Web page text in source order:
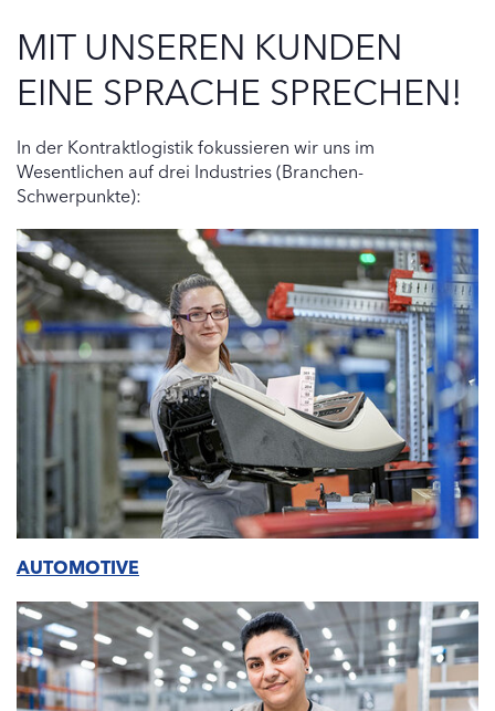
MIT UNSEREN KUNDEN
EINE SPRACHE SPRECHEN!
In der Kontraktlogistik fokussieren wir uns im
Wesentlichen auf drei Industries (Branchen-
Schwerpunkte):
AUTOMOTIVE